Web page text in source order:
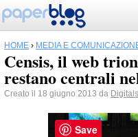
HOME › MEDIA E
Censis, il web
restano centrali
Creato il 18 giugno 2013 da
Save